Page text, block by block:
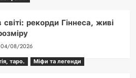
рекорди Гіннеса, живі
04/08/2026
таро.
Міфи та легенди